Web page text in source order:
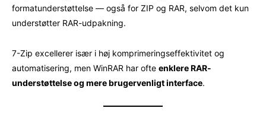
formatunderstøttelse — også for ZIP og RAR, selvom det kun
understøtter RAR-udpakning.
7-Zip excellerer især i høj komprimeringseffektivitet og
automatisering, men WinRAR har ofte enklere RAR-
understøttelse og mere brugervenligt interface.